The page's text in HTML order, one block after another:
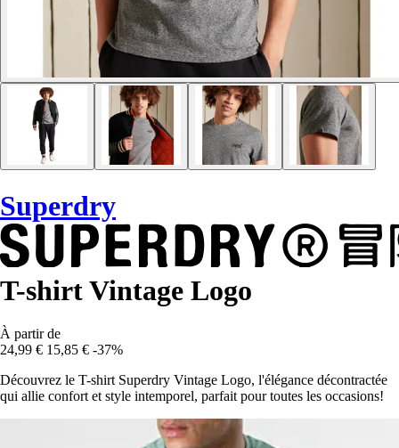
Superdry
T-shirt Vintage Logo
À partir de
24,99 € 15,85 € -37%
Découvrez le T-shirt Superdry Vintage Logo, l'élégance décontractée
qui allie confort et style intemporel, parfait pour toutes les occasions!